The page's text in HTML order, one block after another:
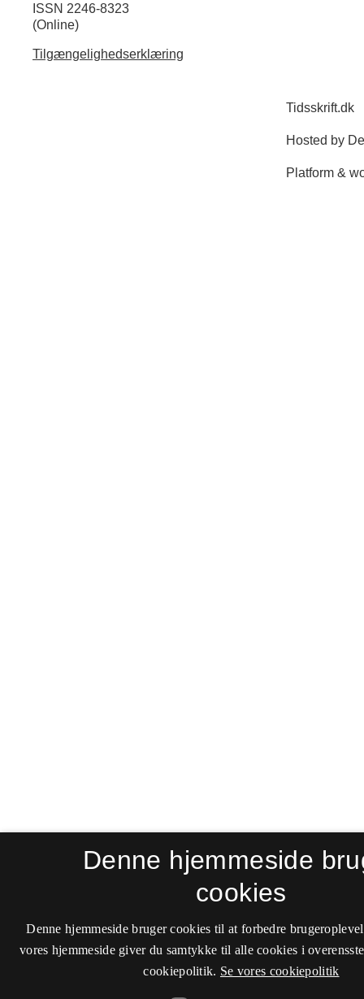
ISSN 2246-8323
(Online)
Tilgængelighedserklæring
Denne hjemmeside
cookies
Denne hjemmeside bruger cookies til at forbedre
vores hjemmeside giver du samtykke til alle cookies i
cookiepolitik. Se vores cookiepolitik